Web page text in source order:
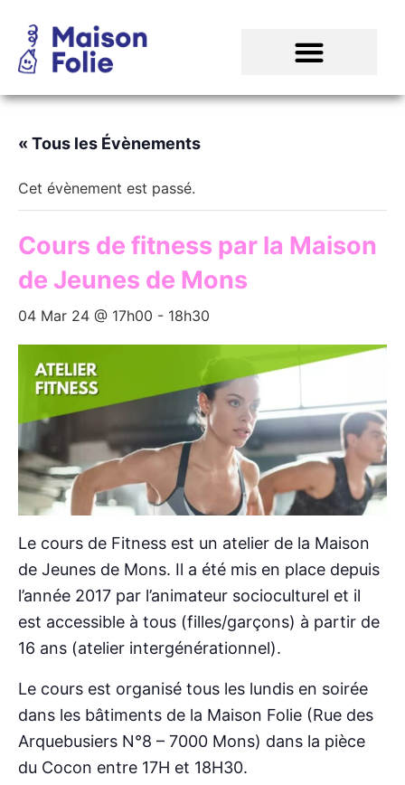
« Tous les Évènements
Cet évènement est passé.
Cours de fitness par la Maison
de Jeunes de Mons
04 Mar 24 @ 17h00 - 18h30
Le cours de Fitness est un atelier de la Maison
de Jeunes de Mons. Il a été mis en place depuis
l’année 2017 par l’animateur socioculturel et il
est accessible à tous (filles/garçons) à partir de
16 ans (atelier intergénérationnel).
Le cours est organisé tous les lundis en soirée
dans les bâtiments de la Maison Folie (Rue des
Arquebusiers N°8 – 7000 Mons) dans la pièce
du Cocon entre 17H et 18H30.